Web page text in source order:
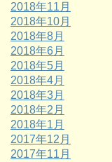
2018年11月
2018年10月
2018年8月
2018年6月
2018年5月
2018年4月
2018年3月
2018年2月
2018年1月
2017年12月
2017年11月